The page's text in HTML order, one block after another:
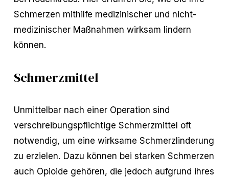
Schmerzen mithilfe medizinischer und nicht-
medizinischer Maßnahmen wirksam lindern
können.
Schmerzmittel
Unmittelbar nach einer Operation sind
verschreibungspflichtige Schmerzmittel oft
notwendig, um eine wirksame Schmerzlinderung
zu erzielen. Dazu können bei starken Schmerzen
auch Opioide gehören, die jedoch aufgrund ihres